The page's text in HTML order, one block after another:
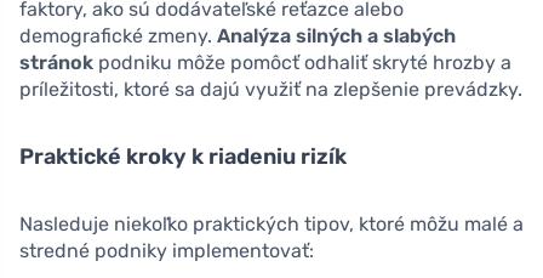
faktory, ako sú dodávateľské reťazce alebo
demografické zmeny. Analýza silných a slabých
stránok podniku môže pomôcť odhaliť skryté hrozby a
príležitosti, ktoré sa dajú využiť na zlepšenie prevádzky.
Praktické kroky k riadeniu rizík
Nasleduje niekoľko praktických tipov, ktoré môžu malé a
stredné podniky implementovať: